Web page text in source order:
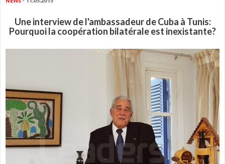
Une interview de l'ambassadeur de Cuba à Tunis:
Pourquoi la coopération bilatérale est inexistante?